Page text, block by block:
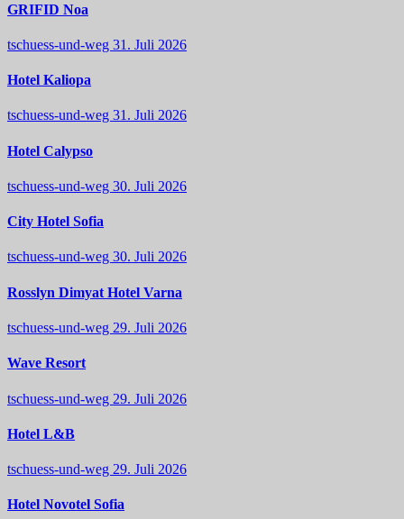
GRIFID Noa
tschuess-und-weg 31. Juli 2026
Hotel Kaliopa
tschuess-und-weg 31. Juli 2026
Hotel Calypso
tschuess-und-weg 30. Juli 2026
City Hotel Sofia
tschuess-und-weg 30. Juli 2026
Rosslyn Dimyat Hotel Varna
tschuess-und-weg 29. Juli 2026
Wave Resort
tschuess-und-weg 29. Juli 2026
Hotel L&B
tschuess-und-weg 29. Juli 2026
Hotel Novotel Sofia